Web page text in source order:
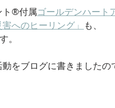
ト®️付属ゴールデンハート
へのヒーリング」 も、
。
をブログに書きましたの